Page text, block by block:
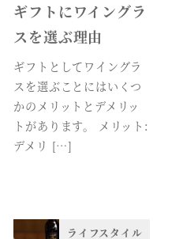
ギフトにワイングラ
スを選ぶ理由
ギフトとしてワイングラ
スを選ぶことにはいくつ
かのメリットとデメリッ
トがあります。 メリット:
デメリ […]
ライフスタイル